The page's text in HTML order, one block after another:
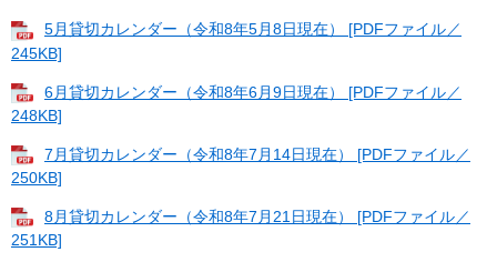
5月貸切カレンダー（令和8年5月8日現在） [PDFファイル／
245KB]
6月貸切カレンダー（令和8年6月9日現在） [PDFファイル／
248KB]
7月貸切カレンダー（令和8年7月14日現在） [PDFファイル／
250KB]
8月貸切カレンダー（令和8年7月21日現在） [PDFファイル／
251KB]